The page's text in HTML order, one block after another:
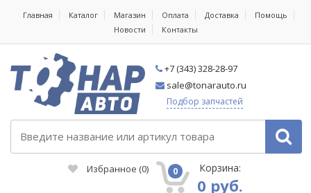
Главная Каталог Магазин Оплата Доставка
Помощь
Новости
Контакты
+7 (343) 328-28-97
sale@tonarauto.ru
Подбор запчастей
Избранное (0) 0 Корзина:
0 руб.